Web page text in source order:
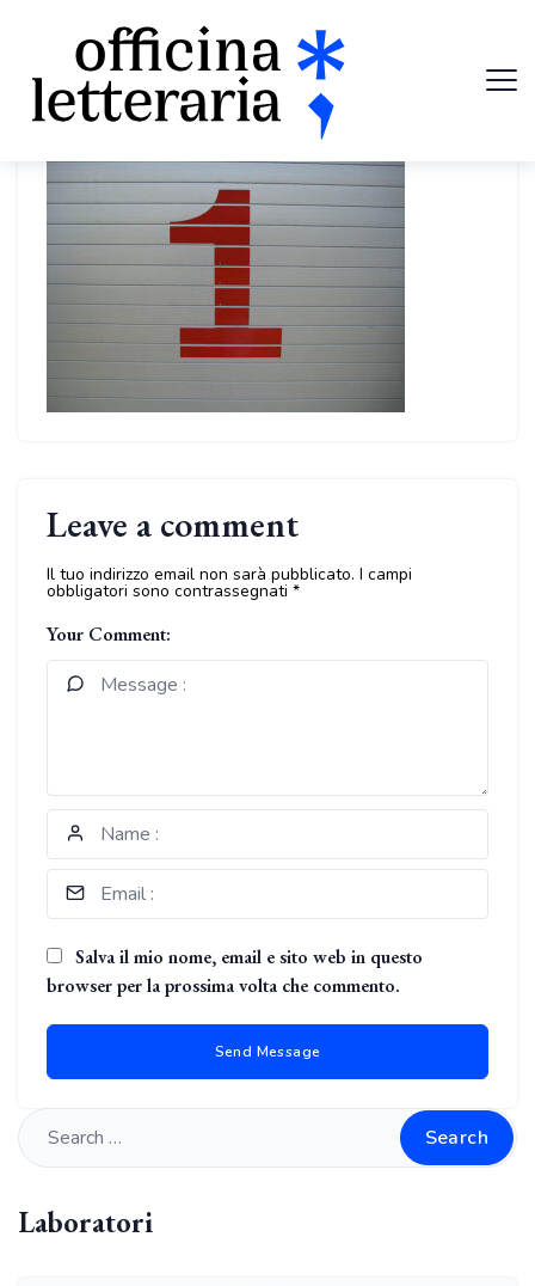
Leave a comment
Il tuo indirizzo email non sarà pubblicato. I campi
obbligatori sono contrassegnati *
Your Comment:
Salva il mio nome, email e sito web in questo
browser per la prossima volta che commento.
Search
Laboratori